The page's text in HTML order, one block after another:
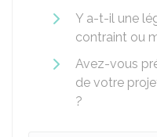
Y a-t-il une
contraint ou
Avez-vous
de votre
?